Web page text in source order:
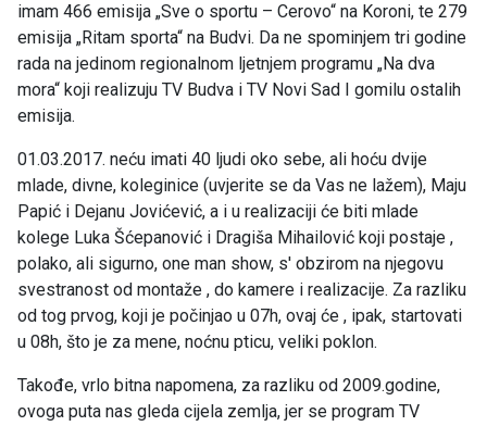
imam 466 emisija „Sve o sportu – Cerovo“ na Koroni, te 279
emisija „Ritam sporta“ na Budvi. Da ne spominjem tri godine
rada na jedinom regionalnom ljetnjem programu „Na dva
mora“ koji realizuju TV Budva i TV Novi Sad I gomilu ostalih
emisija.
01.03.2017. neću imati 40 ljudi oko sebe, ali hoću dvije
mlade, divne, koleginice (uvjerite se da Vas ne lažem), Maju
Papić i Dejanu Jovićević, a i u realizaciji će biti mlade
kolege Luka Šćepanović i Dragiša Mihailović koji postaje ,
polako, ali sigurno, one man show, s' obzirom na njegovu
svestranost od montaže , do kamere i realizacije. Za razliku
od tog prvog, koji je počinjao u 07h, ovaj će , ipak, startovati
u 08h, što je za mene, noćnu pticu, veliki poklon.
Takođe, vrlo bitna napomena, za razliku od 2009.godine,
ovoga puta nas gleda cijela zemlja, jer se program TV